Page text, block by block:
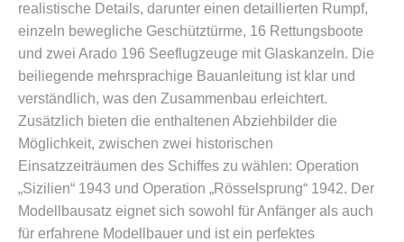
realistische Details, darunter einen detaillierten Rumpf,
einzeln bewegliche Geschütztürme, 16 Rettungsboote
und zwei Arado 196 Seeflugzeuge mit Glaskanzeln. Die
beiliegende mehrsprachige Bauanleitung ist klar und
verständlich, was den Zusammenbau erleichtert.
Zusätzlich bieten die enthaltenen Abziehbilder die
Möglichkeit, zwischen zwei historischen
Einsatzzeiträumen des Schiffes zu wählen: Operation
„Sizilien“ 1943 und Operation „Rösselsprung“ 1942. Der
Modellbausatz eignet sich sowohl für Anfänger als auch
für erfahrene Modellbauer und ist ein perfektes